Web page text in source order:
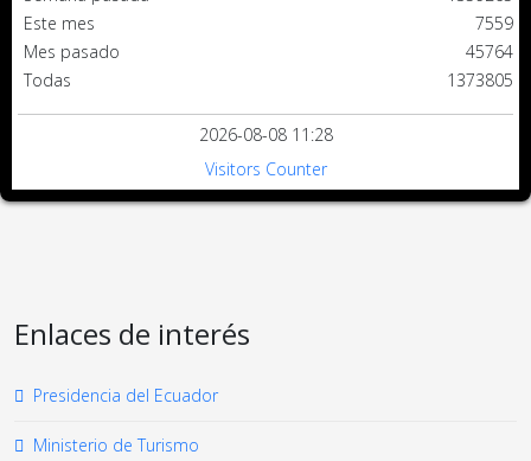
Este mes
Mes pasado
Todas
7559
45764
1373805
2026-08-08 11:28
Visitors Counter
Enlaces de interés
Presidencia del Ecuador
Ministerio de Turismo